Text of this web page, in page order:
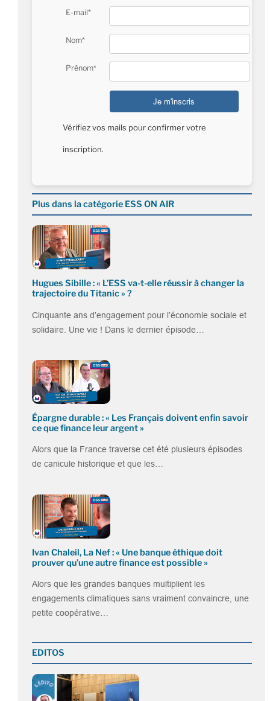
E-mail*
Nom*
Prénom*
Vérifiez vos mails pour confirmer votre
inscription.
Plus dans la catégorie ESS ON AIR
Hugues Sibille : « L’ESS va-t-elle réussir à changer la
trajectoire du Titanic » ?
Cinquante ans d’engagement pour l’économie sociale et
solidaire. Une vie ! Dans le dernier épisode…
Épargne durable : « Les Français doivent enfin savoir
ce que finance leur argent »
Alors que la France traverse cet été plusieurs épisodes
de canicule historique et que les…
Ivan Chaleil, La Nef : « Une banque éthique doit
prouver qu’une autre finance est possible »
Alors que les grandes banques multiplient les
engagements climatiques sans vraiment convaincre, une
petite coopérative…
EDITOS